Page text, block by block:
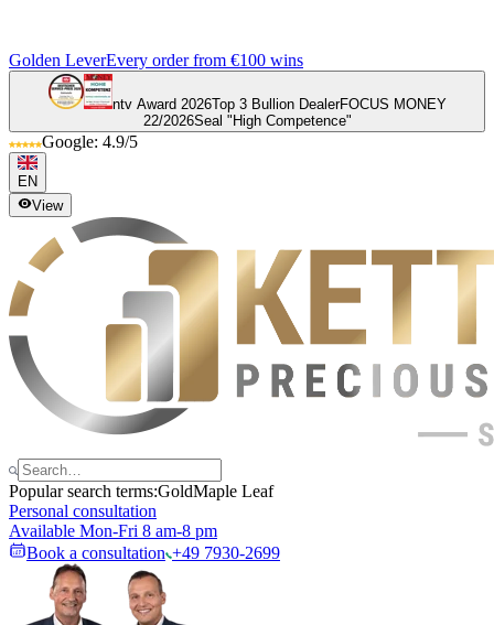
Golden LeverEvery order from €100 wins
ntv Award 2026Top 3 Bullion DealerFOCUS MONEY
22/2026Seal "High Competence"
Google: 4.9/5
EN
View
Popular search terms:GoldMaple Leaf
Personal consultation
Available Mon-Fri 8 am-8 pm
Book a consultation +49 7930-2699